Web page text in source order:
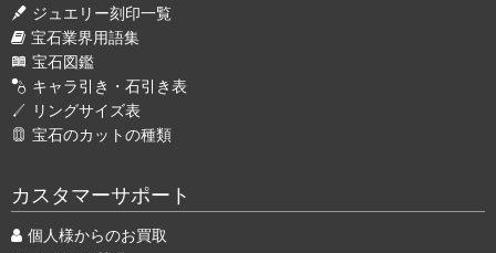
ジュエリー刻印一覧
宝石業界用語集
宝石図鑑
キャラ引き・石引き表
リングサイズ表
宝石のカットの種類
カスタマーサポート
個人様からのお買取